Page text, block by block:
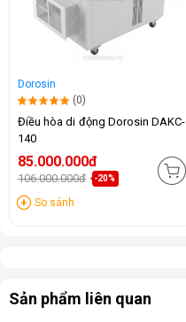
Dorosin
(0)
Điều hòa di động Dorosin DAKC-
140
85.000.000đ
106.000.000đ -20%
So sánh
Sản phẩm liên quan